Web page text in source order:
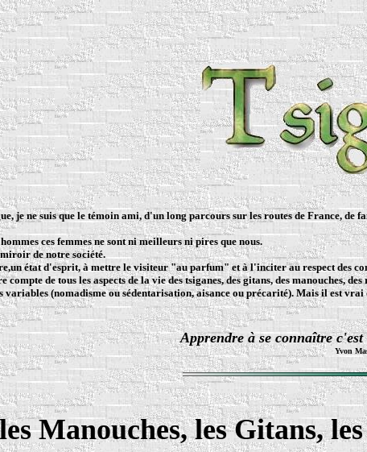
je ne suis que le témoin ami, d'un long parcours sur les routes de France, de
ces femmes ne sont ni meilleurs ni pires que nous.
de notre société.
état d'esprit, à mettre le visiteur "au parfum" et à l'inciter au respect des
de tous les aspects de la vie des tsiganes, des gitans, des manouches,
variables (nomadisme ou sédentarisation, aisance ou précarité). Mais il est
Apprendre à se connaître
Yvon
Manouches, les Gitans,